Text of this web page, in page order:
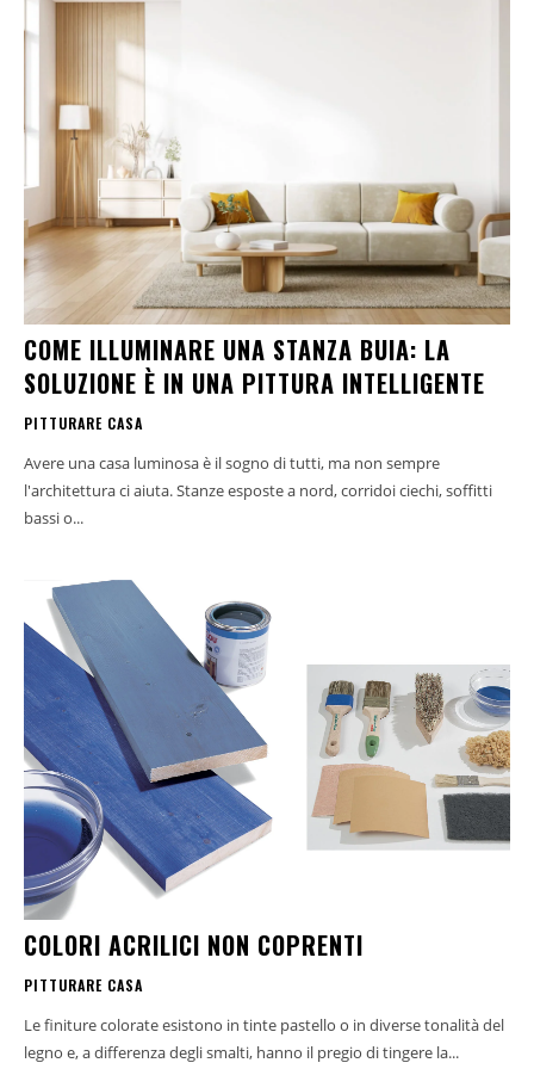
COME ILLUMINARE UNA STANZA BUIA: LA
SOLUZIONE È IN UNA PITTURA INTELLIGENTE
PITTURARE CASA
Avere una casa luminosa è il sogno di tutti, ma non sempre
l'architettura ci aiuta. Stanze esposte a nord, corridoi ciechi, soffitti
bassi o...
COLORI ACRILICI NON COPRENTI
PITTURARE CASA
Le finiture colorate esistono in tinte pastello o in diverse tonalità del
legno e, a differenza degli smalti, hanno il pregio di tingere la...